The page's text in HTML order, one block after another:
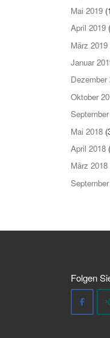
Mai 2019
April 2019
März 2019
Januar
Dezember
Oktober
Mai 2018
April 2018
März 2018
Folgen